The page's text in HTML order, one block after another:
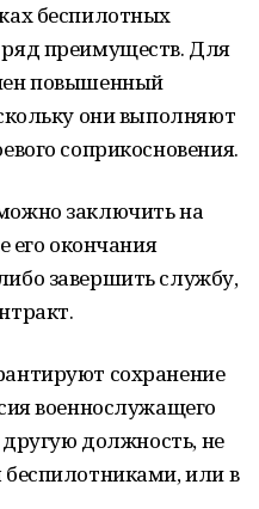
беспилотных
преимуществ. Для
повышенный
они выполняют
соприкосновения.
заключить на
его окончания
завершить службу,
сохранение
военнослужащего
другую должность, не
или в